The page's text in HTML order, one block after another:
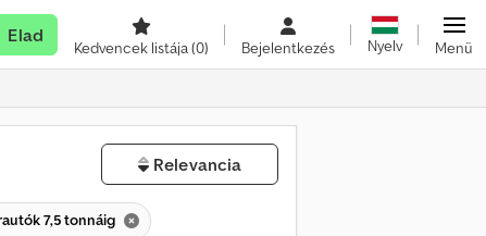
Elad
Kedvencek listája(0) Bejelentkezés Nyelv Menü
Relevancia
7,5 tonnáig